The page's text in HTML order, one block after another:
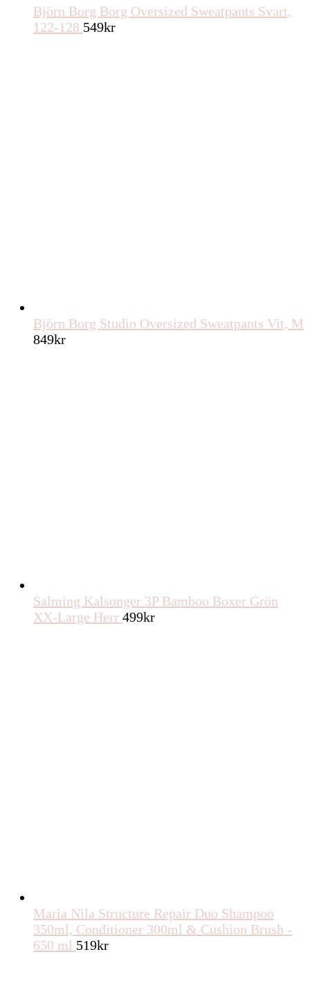
Björn Borg Borg Oversized Sweatpants Svart,
122-128 549kr
Björn Borg Studio Oversized Sweatpants Vit, M
849kr
Salming Kalsonger 3P Bamboo Boxer Grön
XX-Large Herr 499kr
Maria Nila Structure Repair Duo Shampoo
350ml, Conditioner 300ml & Cushion Brush -
650 ml 519kr